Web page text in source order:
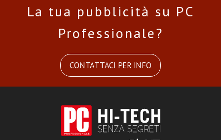
La tua pubblicità su PC
Professionale?
CONTATTACI PER INFO